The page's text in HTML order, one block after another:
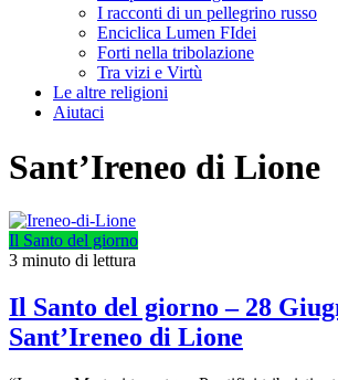
I racconti di un pellegrino russo
Enciclica Lumen FIdei
Forti nella tribolazione
Tra vizi e Virtù
Le altre religioni
Aiutaci
Sant’Ireneo di Lione
Il Santo del giorno
3 minuto di lettura
Il Santo del giorno – 28
Sant’Ireneo di Lione